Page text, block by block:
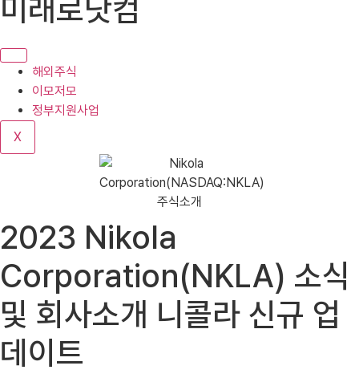
텐
로
기
미래로닷컴
해외주식
이모저모
정부지원사업
X
2023 Nikola
Corporation(NKLA) 소식
및 회사소개 니콜라 신규 업
데이트